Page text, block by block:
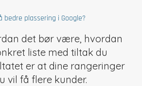
bedre plassering i Google?
det bør være, hvordan
liste med tiltak du
er at dine rangeringer
vil få flere kunder.